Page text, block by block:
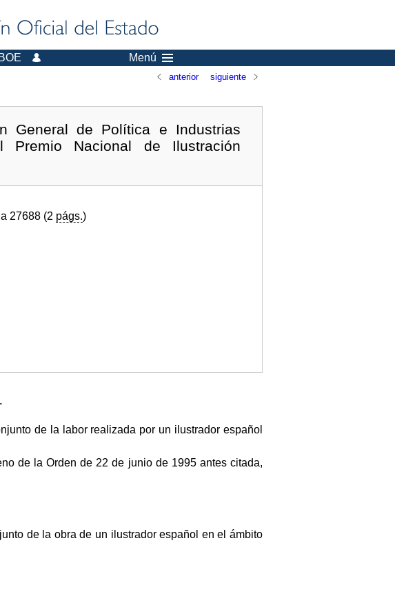
Menú
anterior siguiente
General de Política e Industrias
Nacional de Ilustración
27688 (2 págs.)
de la labor realizada por un ilustrador español
de la Orden de 22 de junio de 1995 antes citada,
de la obra de un ilustrador español en el ámbito